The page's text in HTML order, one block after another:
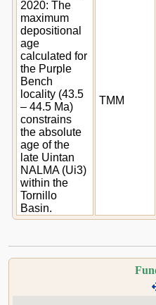
2020: The
maximum
depositional
age
calculated for
the Purple
Bench
locality (43.5
– 44.5 Ma)
constrains
the absolute
age of the
late Uintan
NALMA (Ui3)
within the
Tornillo
Basin.
TMM